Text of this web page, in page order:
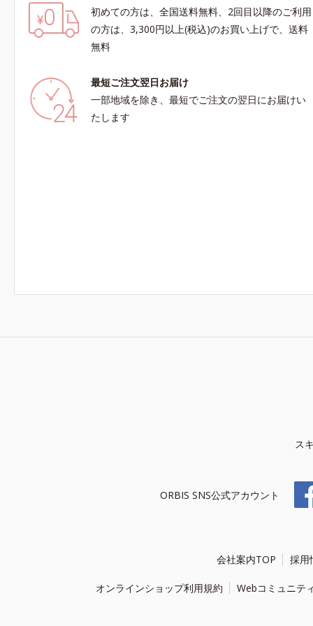
初めての方は、全国送料無料、2回目以降のご利用
の方は、3,300円以上(税込)のお買い上げで、送料
無料
最短ご注文翌日お届け
一部地域を除き、最短でご注文の翌日にお届けい
たします
ス
ORBIS SNS公式アカウント
会社案内TOP 採用
オンラインショップ利用規約 Webコミュニテ